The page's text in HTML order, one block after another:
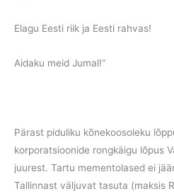
Elagu Eesti riik ja Eesti rahvas!
Aidaku meid Jumal!“
Pärast piduliku kõnekoosoleku
korporatsioonide rongkäigu lõpus
juurest. Tartu mementolased ei
Tallinnast väljuvat tasuta (maksis